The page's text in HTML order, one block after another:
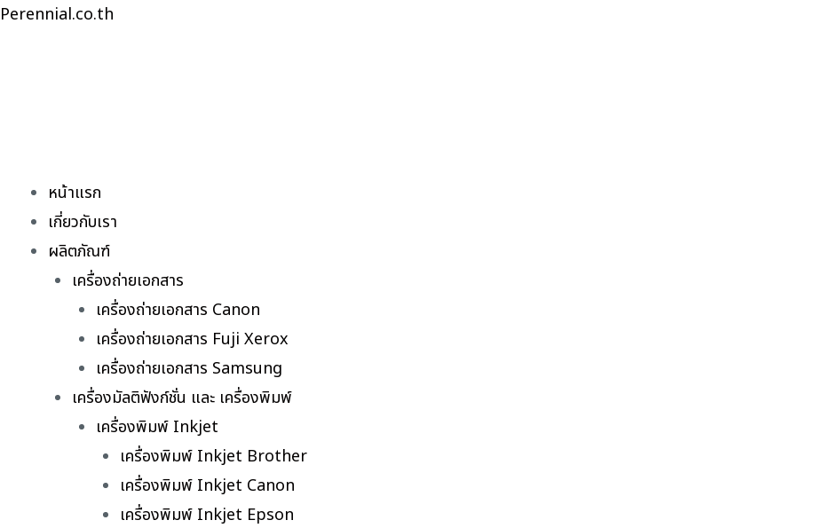
Skip
Perennial.co.th
หน้าแรก
เกี่ยวกับเรา
ผลิตภัณฑ์
เครื่องถ่ายเอกสาร
เครื่องถ่ายเอกสาร Canon
เครื่องถ่ายเอกสาร Fuji Xerox
เครื่องถ่ายเอกสาร Samsung
เครื่องมัลติฟังก์ชั่น และ เครื่องพิมพ์
เครื่องพิมพ์ Inkjet
เครื่องพิมพ์ Inkjet Brother
เครื่องพิมพ์ Inkjet Canon
เครื่องพิมพ์ Inkjet Epson